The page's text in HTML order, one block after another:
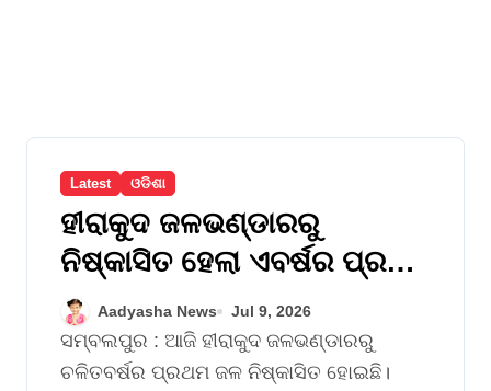
Latest ଓଡିଶା
ହୀରାକୁଦ ଜଳଭଣ୍ଡାରରୁ
ନିଷ୍କାସିତ ହେଲା ଏବର୍ଷର ପ୍ରଥମ
ବନ୍ୟାଜଳ
Aadyasha News Jul 9, 2026
ସମ୍ବଲପୁର : ଆଜି ହୀରାକୁଦ ଜଳଭଣ୍ଡାରରୁ
ଚଳିତବର୍ଷର ପ୍ରଥମ ଜଳ ନିଷ୍କାସିତ ହୋଇଛି।